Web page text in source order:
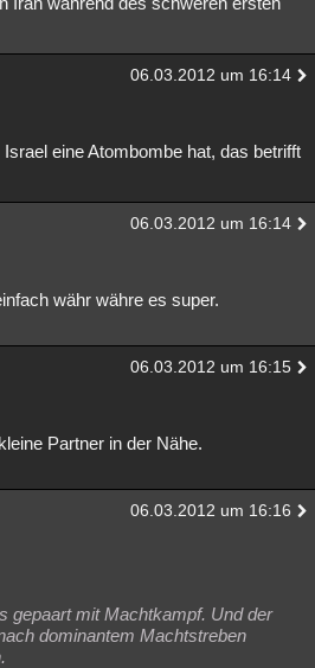
06.03.2012 um 16:14
eine Atombombe hat, das betrifft
06.03.2012 um 16:14
währ währe es super.
06.03.2012 um 16:15
Partner in der Nähe.
06.03.2012 um 16:16
gepaart mit Machtkampf. Und der
dominantem Machtstreben